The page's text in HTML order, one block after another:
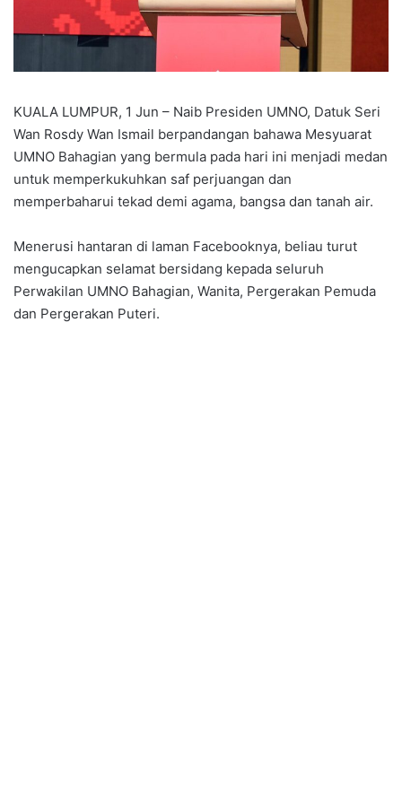
KUALA LUMPUR, 1 Jun – Naib Presiden UMNO, Datuk Seri
Wan Rosdy Wan Ismail berpandangan bahawa Mesyuarat
UMNO Bahagian yang bermula pada hari ini menjadi medan
untuk memperkukuhkan saf perjuangan dan
memperbaharui tekad demi agama, bangsa dan tanah air.
Menerusi hantaran di laman Facebooknya, beliau turut
mengucapkan selamat bersidang kepada seluruh
Perwakilan UMNO Bahagian, Wanita, Pergerakan Pemuda
dan Pergerakan Puteri.